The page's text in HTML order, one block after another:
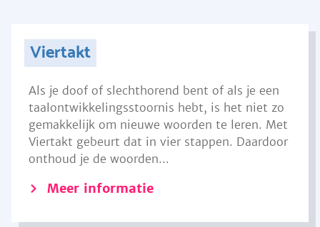
Viertakt
Als je doof of slechthorend bent of als je een
taalontwikkelingsstoornis hebt, is het niet zo
gemakkelijk om nieuwe woorden te leren. Met
Viertakt gebeurt dat in vier stappen. Daardoor
onthoud je de woorden...
Meer informatie